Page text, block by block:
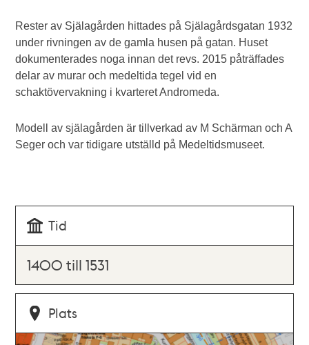
Rester av Själagården hittades på Själagårdsgatan 1932
under rivningen av de gamla husen på gatan. Huset
dokumenterades noga innan det revs. 2015 påträffades
delar av murar och medeltida tegel vid en
schaktövervakning i kvarteret Andromeda.
Modell av själagården är tillverkad av M Schärman och A
Seger och var tidigare utställd på Medeltidsmuseet.
Tid
1400 till 1531
Plats